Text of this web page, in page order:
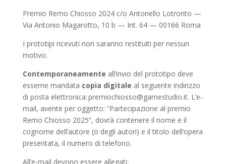
Premio Remo Chiosso 2024 c/o Antonello Lotronto —
Via Antonio Magarotto, 10 b — Int. 64 — 00166 Roma
I prototipi ricevuti non saranno restituiti per nessun
motivo.
Contemporaneamente all’invio del prototipo deve
esserne mandata copia digitale al seguente indirizzo
di posta elettronica: premiochiosso@gamestudio.it. L’e-
mail, avente per oggetto: “Partecipazione al premio
Remo Chiosso 2025”, dovrà contenere il nome e il
cognome dell’autore (o degli autori) e il titolo dell’opera
presentata, il numero di telefono.
All’e-mail devono essere allegati: